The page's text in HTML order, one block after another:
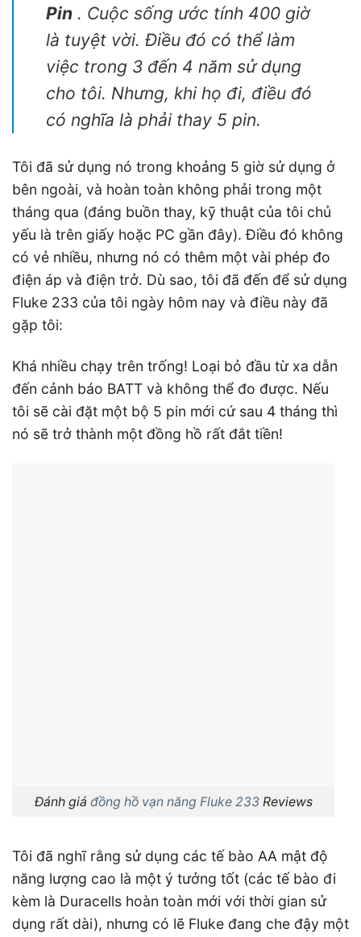
Pin. Cuộc sống ước tính 400 giờ
là tuyệt vời. Điều đó có thể làm
việc trong 3 đến 4 năm sử dụng
cho tôi. Nhưng, khi họ đi, điều đó
có nghĩa là phải thay 5 pin.
Tôi đã sử dụng nó trong khoảng 5 giờ sử dụng ở
bên ngoài, và hoàn toàn không phải trong một
tháng qua (đáng buồn thay, kỹ thuật của tôi chủ
yếu là trên giấy hoặc PC gần đây). Điều đó không
có vẻ nhiều, nhưng nó có thêm một vài phép đo
điện áp và điện trở. Dù sao, tôi đã đến để sử dụng
Fluke 233 của tôi ngày hôm nay và điều này đã
gặp tôi:
Khá nhiều chạy trên trống! Loại bỏ đầu từ xa dẫn
đến cảnh báo BATT và không thể đo được. Nếu
tôi sẽ cài đặt một bộ 5 pin mới cứ sau 4 tháng thì
nó sẽ trở thành một đồng hồ rất đắt tiền!
Đánh giá đồng hồ vạn năng Fluke 233Reviews
Tôi đã nghĩ rằng sử dụng các tế bào AA mật độ
năng lượng cao là một ý tưởng tốt (các tế bào đi
kèm là Duracells hoàn toàn mới với thời gian sử
dụng rất dài), nhưng có lẽ Fluke đang che đậy một